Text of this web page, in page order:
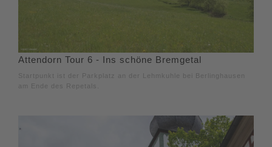
Attendorn Tour 6 - Ins schöne Bremgetal
Startpunkt ist der Parkplatz an der Lehmkuhle bei Berlinghausen
am Ende des Repetals.